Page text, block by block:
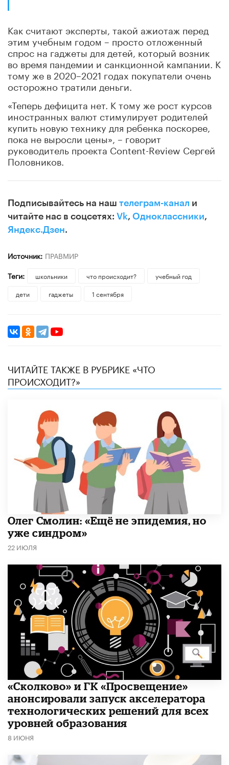
Как считают эксперты, такой ажиотаж перед
этим учебным годом – просто отложенный
спрос на гаджеты для детей, который возник
во время пандемии и санкционной кампании. К
тому же в 2020–2021 годах покупатели очень
осторожно тратили деньги.
«Теперь дефицита нет. К тому же рост курсов
иностранных валют стимулирует родителей
купить новую технику для ребенка поскорее,
пока не выросли цены», – говорит
руководитель проекта Content-Review Сергей
Половников.
Подписывайтесь на наш телеграм-канал и
читайте нас в соцсетях: Vk, Одноклассники,
Яндекс.Дзен.
Источник: ПРАВМИР
Теги:
школьники что происходит?
учебный год
дети
гаджеты 1 сентября
ЧИТАЙТЕ ТАКЖЕ В РУБРИКЕ «ЧТО
ПРОИСХОДИТ?»
​Олег Смолин: «Ещё не эпидемия, но
уже синдром»
22 ИЮЛЯ
«Сколково» и ГК «Просвещение»
анонсировали запуск акселератора
технологических решений для всех
уровней образования
8 ИЮНЯ